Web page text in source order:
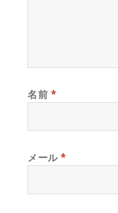
名前 *
メール*